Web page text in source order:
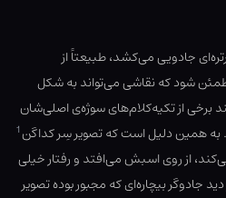
جادویی می‌کشد، طبیعتاً از
شود که نقاشی می‌تواند به شکل
برخی از تکیه‌کلام‌های سوژه‌ی اصلی‌شان
به همین دلیل است که تصویر سِر کداگن1
از روی اسبش می‌افتد و رفتار خیلی
جادوگر بیچاره‌ای که مجبور بوده تصویر